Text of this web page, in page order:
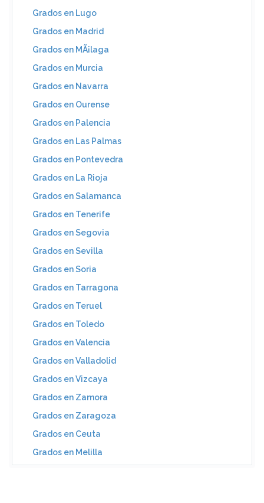
Grados en Lugo
Grados en Madrid
Grados en MÃ¡laga
Grados en Murcia
Grados en Navarra
Grados en Ourense
Grados en Palencia
Grados en Las Palmas
Grados en Pontevedra
Grados en La Rioja
Grados en Salamanca
Grados en Tenerife
Grados en Segovia
Grados en Sevilla
Grados en Soria
Grados en Tarragona
Grados en Teruel
Grados en Toledo
Grados en Valencia
Grados en Valladolid
Grados en Vizcaya
Grados en Zamora
Grados en Zaragoza
Grados en Ceuta
Grados en Melilla